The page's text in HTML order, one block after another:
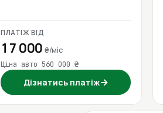
ПЛАТІЖ ВІД
17 000₴/міс
Ціна авто 560 000 ₴
Дізнатись платіж→